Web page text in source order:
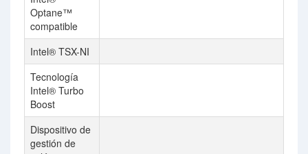
Optane™
compatible
Intel® TSX-NI
Tecnología
Intel® Turbo
Boost
Dispositivo de
gestión de